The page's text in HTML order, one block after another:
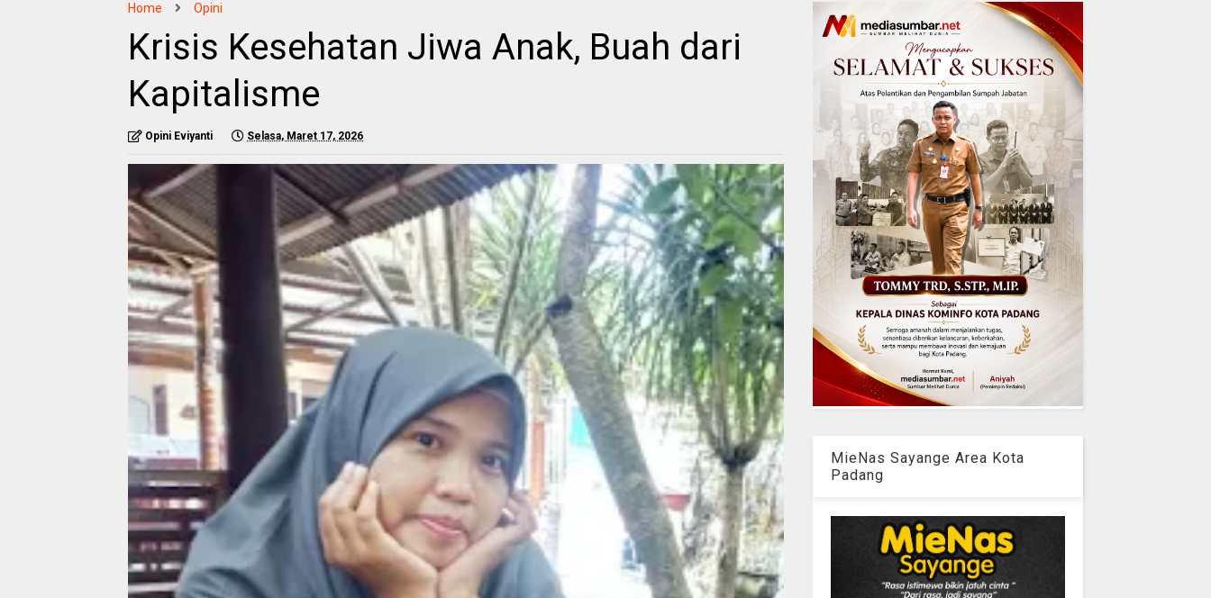
Home Opini
Krisis Kesehatan Jiwa Anak, Buah dari
Kapitalisme
Opini Eviyanti Selasa, Maret 17, 2026
MieNas Sayange Area Kota
Padang